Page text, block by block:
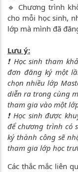
🔹 Chương trình
cho mỗi học sinh,
lớp mà mình đã
Lưu ý:
❗️ Học sinh tham
đơn đăng ký một
chọn nhiều lớp
diễn ra trong cùng
tham gia vào một
❗️ Học sinh được
để chương trình có
ký thành công sẽ
tham gia lớp học
Các thắc mắc liên